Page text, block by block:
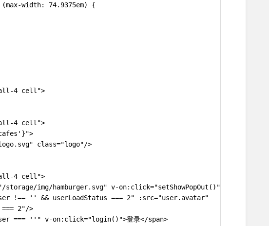
width: 74.9375em) {
4 cell">
4 cell">
class="logo"/>
4 cell">
img/hamburger.svg" v-on:click="setShowPopOut()"/>
!== '' && userLoadStatus === 2" :src="user.avatar"
=== 2"/>
=== ''" v-on:click="login()">登录</span>